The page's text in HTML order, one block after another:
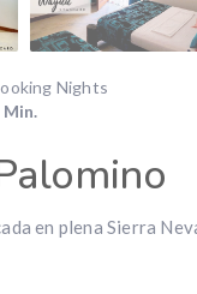
Nights
Min.
en plena Sierra